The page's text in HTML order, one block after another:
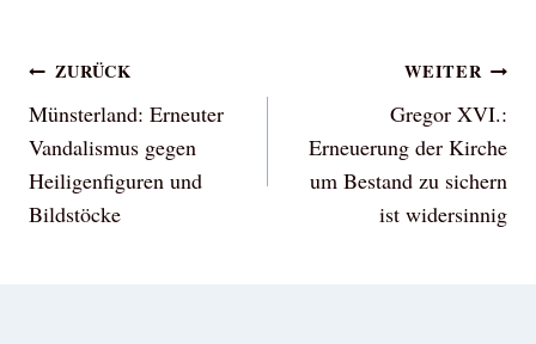
Beitragsnavigation
ZURÜCK
Münsterland: Erneuter
Vandalismus gegen
Heiligenfiguren und
Bildstöcke
WEITER
Gregor XVI.:
Erneuerung der Kirche
um Bestand zu sichern
ist widersinnig